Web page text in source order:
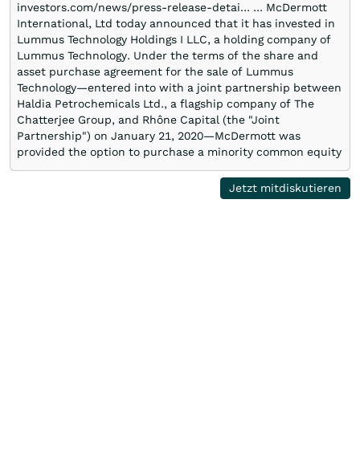
investors.com/news/press-release-detai… ... McDermott
International, Ltd today announced that it has invested in
Lummus Technology Holdings I LLC, a holding company of
Lummus Technology. Under the terms of the share and
asset purchase agreement for the sale of Lummus
Technology—entered into with a joint partnership between
Haldia Petrochemicals Ltd., a flagship company of The
Chatterjee Group, and Rhône Capital (the "Joint
Partnership") on January 21, 2020—McDermott was
provided the option to purchase a minority common equity
ownership interest in the entity purchasing Lummus.
McDermott recently exercised its option. "This agreement
not only reinforces our already-robust and active
Jetzt mitdiskutieren